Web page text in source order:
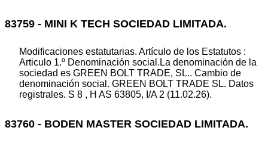
83759 - MINI K TECH SOCIEDAD LIMITADA.
Modificaciones estatutarias. Artículo de los Estatutos :
Articulo 1.º Denominación social.La denominación de la
sociedad es GREEN BOLT TRADE, SL.. Cambio de
denominación social. GREEN BOLT TRADE SL. Datos
registrales. S 8 , H AS 63805, I/A 2 (11.02.26).
83760 - BODEN MASTER SOCIEDAD LIMITADA.